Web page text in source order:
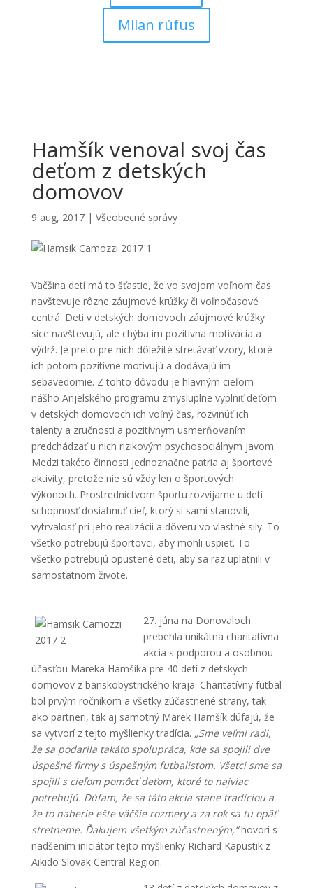
Milan rúfus
Hamšík venoval svoj čas
deťom z detských
domovov
9 aug, 2017| Všeobecné správy
Väčšina detí má to šťastie, že vo svojom voľnom čas
navštevuje rôzne záujmové krúžky či voľnočasové
centrá. Deti v detských domovoch záujmové krúžky
síce navštevujú, ale chýba im pozitívna motivácia a
výdrž. Je preto pre nich dôležité stretávať vzory, ktoré
ich potom pozitívne motivujú a dodávajú im
sebavedomie. Z tohto dôvodu je hlavným cieľom
nášho Anjelského programu zmysluplne vyplniť deťom
v detských domovoch ich voľný čas, rozvinúť ich
talenty a zručnosti a pozitívnym usmerňovaním
predchádzať u nich rizikovým psychosociálnym javom.
Medzi takéto činnosti jednoznačne patria aj športové
aktivity, pretože nie sú vždy len o športových
výkonoch. Prostredníctvom športu rozvíjame u detí
schopnosť dosiahnuť cieľ, ktorý si sami stanovili,
vytrvalosť pri jeho realizácii a dôveru vo vlastné sily. To
všetko potrebujú športovci, aby mohli uspieť. To
všetko potrebujú opustené deti, aby sa raz uplatnili v
samostatnom živote.
27. júna na Donovaloch
prebehla unikátna charitatívna
akcia s podporou a osobnou
účasťou Mareka Hamšíka pre 40 detí z detských
domovov z banskobystrického kraja. Charitatívny futbal
bol prvým ročníkom a všetky zúčastnené strany, tak
ako partneri, tak aj samotný Marek Hamšík dúfajú, že
sa vytvorí z tejto myšlienky tradícia. „Sme veľmi radi,
že sa podarila takáto spolupráca, kde sa spojili dve
úspešné firmy s úspešným futbalistom. Všetci sme sa
spojili s cieľom pomôcť deťom, ktoré to najviac
potrebujú. Dúfam, že sa táto akcia stane tradíciou a
že to naberie ešte väčšie rozmery a za rok sa tu opäť
stretneme. Ďakujem všetkým zúčastneným,“hovorí s
nadšením iniciátor tejto myšlienky Richard Kapustik z
Aikido Slovak Central Region.